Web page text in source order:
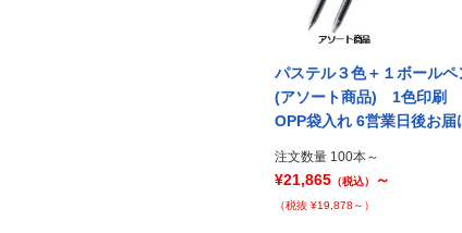
パステル３色＋１ボールペ
(アソート商品) 1色印刷
OPP袋入れ 6営業日後お届
注文数量 100本～
¥21,865 （税込） ～
（税抜 ¥19,878～）